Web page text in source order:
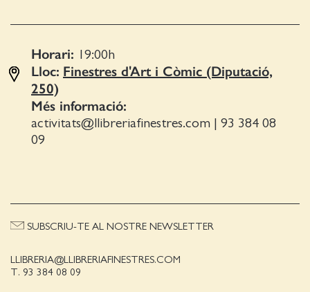
Horari: 19:00 h
Lloc: Finestres d'Art i Còmic (Diputació,
250)
Més informació:
activitats@llibreriafinestres.com
93 384 08
09
LLIBRERIA@LLIBRERIAFINESTRES.COM
T. 93 384 08 09
SUBSCRIU-TE AL NOSTRE NEWSLETTER